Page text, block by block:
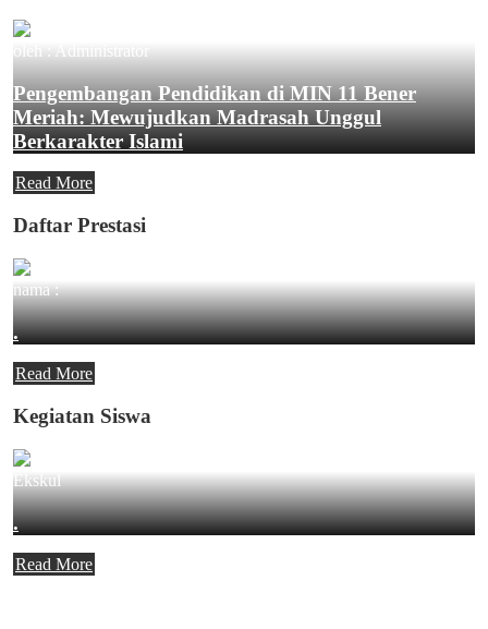
oleh : Administrator
Pengembangan Pendidikan di MIN 11 Bener
Meriah: Mewujudkan Madrasah Unggul
Berkarakter Islami
Read More
Daftar Prestasi
nama :
.
Read More
Kegiatan Siswa
Ekskul
.
Read More